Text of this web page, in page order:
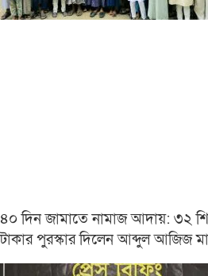
৪০ দিন জামাতে নামাজ আদায়: ৩২
টাকার পুরস্কার দিলেন আব্দুল আজিজ